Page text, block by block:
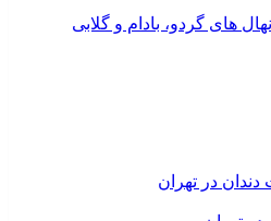
های گردو، بادام و گلابی
در تهران